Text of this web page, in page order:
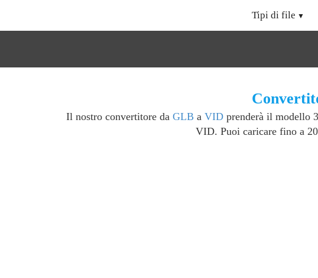
Tipi di file
Il nostro convertitore da GLB a VIDprenderà il modello
VID. Puoi caricare fino a